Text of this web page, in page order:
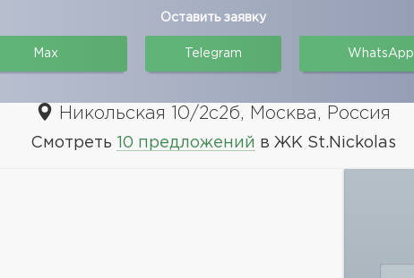
Оставить заявку
Max Telegram WhatsApp
Никольская 10/2с2б, Москва, Россия
Смотреть 10 предложений в ЖК St.Nickolas